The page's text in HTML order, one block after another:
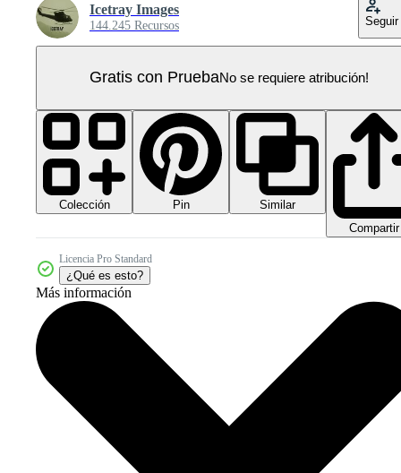
Icetray Images
144.245 Recursos Seguir
Gratis con PruebaNo se requiere atribución!
Colección Pin
Similar
Compartir
Licencia Pro Standard
¿Qué es esto?
Más información